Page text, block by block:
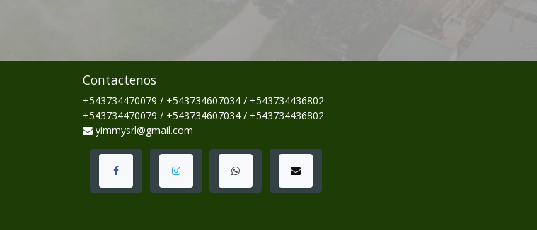
Contactenos
+543734470079 / +543734607034 / +543734436802
+543734470079 / +543734607034 / +543734436802
yimmysrl@gmail.com